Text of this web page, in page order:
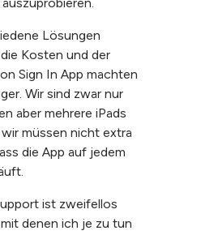
Lösungen
Kosten und der
Sign In App machten
Wir sind zwar nur
aber mehrere iPads
müssen nicht extra
die App auf jedem
ist zweifellos
denen ich je zu tun